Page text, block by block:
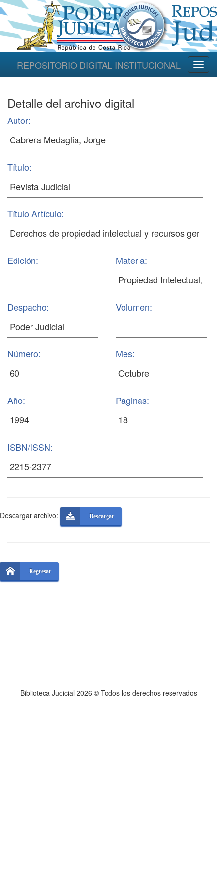
REPOSITORIO DIGITAL INSTITUCIONAL
Detalle del archivo digital
Autor:
Título:
Título Artículo:
Edición: Materia:
Despacho: Volumen:
Número: Mes:
Año: Páginas:
ISBN/ISSN:
Descargar archivo: Descargar
Regresar
Biblioteca Judicial 2026 © Todos los derechos reservados